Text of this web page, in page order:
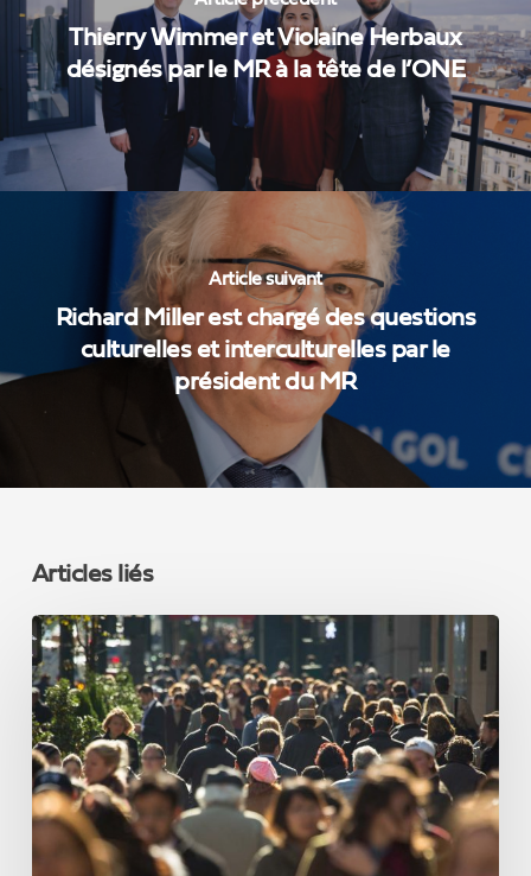
Thierry Wimmer et Violaine Herbaux
désignés par le MR à la tête de l’ONE
Article suivant
Richard Miller est chargé des questions
culturelles et interculturelles par le
président du MR
Articles liés
L’immigration
choisie
est
une
opportunité,
l’immigration
illégale
un
fléau.
Comprendre